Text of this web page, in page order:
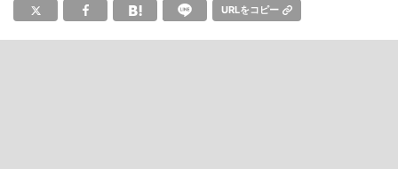
URLをコピー